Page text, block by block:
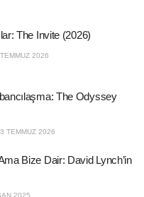
The Invite (2026)
2026
The Odyssey
TEMMUZ 2026
Bize Dair: David Lynch’in
2025